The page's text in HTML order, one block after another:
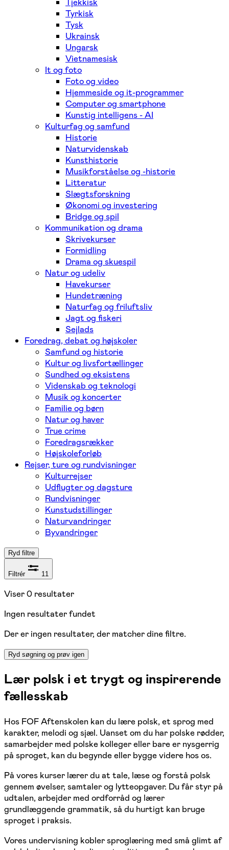
Tyrkisk
Tysk
Ukrainsk
Ungarsk
Vietnamesisk
It og foto
Foto og video
Hjemmeside og it-programmer
Computer og smartphone
Kunstig intelligens - AI
Kulturfag og samfund
Historie
Naturvidenskab
Kunsthistorie
Musikforståelse og -historie
Litteratur
Slægtsforskning
Økonomi og investering
Bridge og spil
Kommunikation og drama
Skrivekurser
Formidling
Drama og skuespil
Natur og udeliv
Havekurser
Hundetræning
Naturfag og friluftsliv
Jagt og fiskeri
Sejlads
Foredrag, debat og højskoler
Samfund og historie
Kultur og livsfortællinger
Sundhed og eksistens
Videnskab og teknologi
Musik og koncerter
Familie og børn
Natur og haver
True crime
Foredragsrækker
Højskoleforløb
Rejser, ture og rundvisninger
Kulturrejser
Udflugter og dagsture
Rundvisninger
Kunstudstillinger
Naturvandringer
Byvandringer
Ryd filtre
Filtrér 11
Viser0 resultater
Ingen resultater fundet
Der er ingen resultater, der matcher dine filtre.
Ryd søgning og prøv igen
Lær polsk i et trygt og inspirerende
fællesskab
Hos FOF Aftenskolen kan du lære polsk, et sprog med
karakter, melodi og sjæl. Uanset om du har polske rødder,
samarbejder med polske kolleger eller bare er nysgerrig
på sproget, kan du begynde eller bygge videre hos os.
På vores kurser lærer du at tale, læse og forstå polsk
gennem øvelser, samtaler og lytteopgaver. Du får styr på
udtalen, arbejder med ordforråd og lærer
grundlæggende grammatik, så du hurtigt kan bruge
sproget i praksis.
Vores undervisning kobler sproglæring med små glimt af